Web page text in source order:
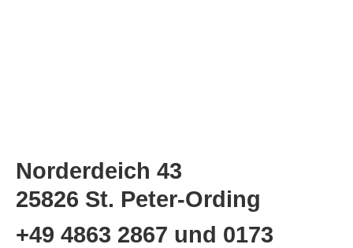
Norderdeich 43
25826 St. Peter-Ording
+49 4863 2867 und 0173